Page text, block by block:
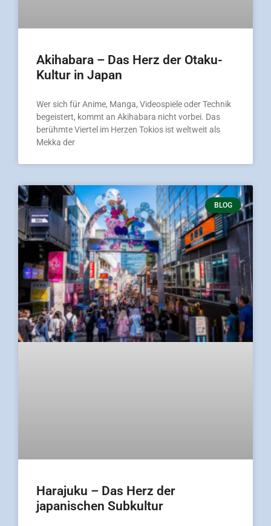
Akihabara – Das Herz der Otaku-
Kultur in Japan
Wer sich für Anime, Manga, Videospiele oder Technik
begeistert, kommt an Akihabara nicht vorbei. Das
berühmte Viertel im Herzen Tokios ist weltweit als
Mekka der
BLOG
Harajuku – Das Herz der
japanischen Subkultur